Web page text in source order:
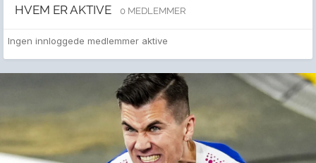
HVEM ER AKTIVE 0 MEDLEMMER
Ingen innloggede medlemmer aktive